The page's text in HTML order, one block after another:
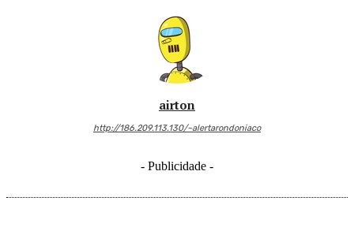
airton
http://186.209.113.130/~alertarondoniaco
- Publicidade -